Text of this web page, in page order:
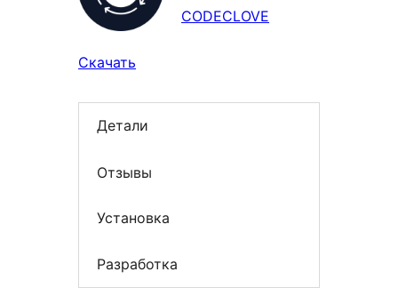
CODECLOVE
Скачать
Детали
Отзывы
Установка
Разработка